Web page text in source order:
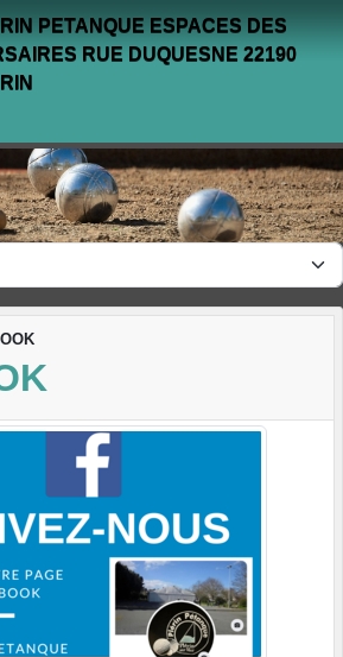
PETANQUE ESPACES DES
RUE DUQUESNE 22190
cookies